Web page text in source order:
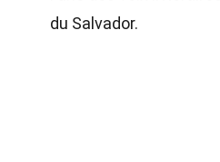
du Salvador.